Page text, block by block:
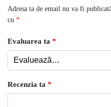
Adresa ta de email nu va fi
cu *
Evaluarea ta *
Recenzia ta *